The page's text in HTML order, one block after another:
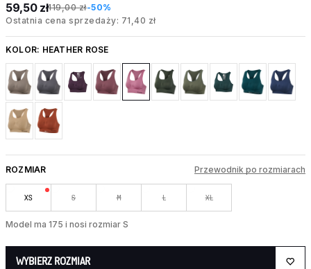
59,50 zł119,00 zł-50%
Ostatnia cena sprzedaży: 71,40 zł
KOLOR: HEATHER ROSE
ROZMIAR Przewodnik po rozmiarach
XS S M L XL
Model ma 175 i nosi rozmiar S
WYBIERZ ROZMIAR